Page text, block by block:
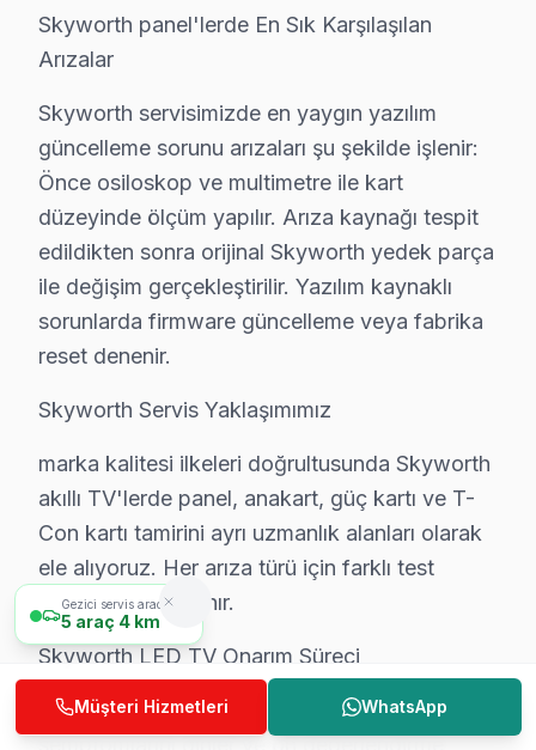
Sarıyer Skyworth TV Temizlik ve Bakım –
Televizyon arızalarının büyük kısmı ihmal edilen
• Sarıyer'de iç temizlik ve soğutma verimliliği artırımı
• LED şerit ve backlight yoğunluğu kontrolü —
• Sarıyer'de anakart SMD komponent incelemesi
• Yazılım ve güncelleme durumu değerlendirmesi —
• Sarıyer'de garanti kapsamı ve bakım raporu
Yılda en az bir kez profesyonel bakım, Skyworth
Yerinde tamir sürecimiz — Sarıyer:
• Sarıyer'de yerinde teşhis ve anlık fiyat teklifi
• Sarıyer servisimizde parça onayınız olmadan işlem
• Sarıyer'de sertifikalı teknisyen ile güvenli servis
• Sarıyer servisimizde servis belgesi ve garanti fişi
• Sarıyer'de ek arıza çıkması halinde bilgilendirme
Skyworth görüntüleme sistemi ürünleriniz için
Skyworth panel'lerde En Sık Karşılaşılan
Arızalar
Skyworth servisimizde en yaygın yazılım
güncelleme sorunu arızaları şu şekilde işlenir:
Önce osiloskop ve multimetre ile kart
düzeyinde ölçüm yapılır. Arıza kaynağı tespit
edildikten sonra orijinal Skyworth yedek parça
ile değişim gerçekleştirilir. Yazılım kaynaklı
sorunlarda firmware güncelleme veya fabrika
reset denenir.
Skyworth Servis Yaklaşımımız
marka kalitesi ilkeleri doğrultusunda Skyworth
akıllı TV'lerde panel, anakart, güç kartı ve T-
Con kartı tamirini ayrı uzmanlık alanları olarak
ele alıyoruz. Her arıza türü için farklı test
protokolü uygulanır.
Skyworth LED TV Onarım Süreci
1. Müşteri bildirir, servis ekibi arıza
Gezici servis aracımız
5 araç 4 km
Müşteri Hizmetleri WhatsApp